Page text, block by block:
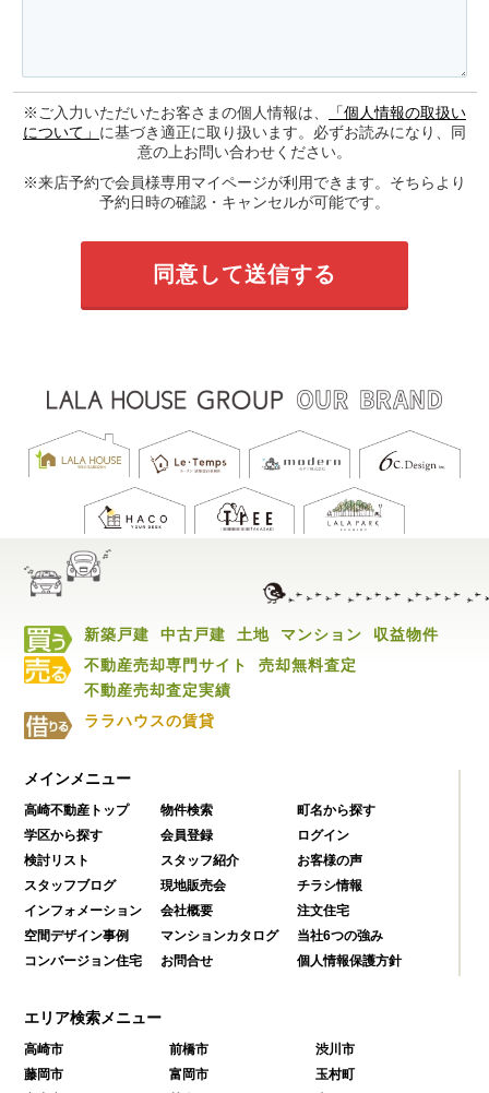
※ご入力いただいたお客さまの個人情報は、
「個人情報の取扱い
について」 に基づき適正に取り扱います。必ずお読みになり、同
意の上お問い合わせください。
※来店予約で会員様専用マイページが利用できます。そちらより
予約日時の確認・キャンセルが可能です。
新築戸建 中古戸建 土地 マンション
収益物件
不動産売却専門サイト
売却無料査定
不動産売却査定実績
ララハウスの賃貸
メインメニュー
高崎不動産トップ 物件検索
町名から探す
学区から探す
会員登録
ログイン
検討リスト
スタッフ紹介
お客様の声
スタッフブログ
現地販売会
チラシ情報
インフォメーション
会社概要
注文住宅
空間デザイン事例
マンションカタログ
当社6つの強み
コンバージョン住宅
お問合せ 個人情報保護方針
エリア検索メニュー
高崎市 前橋市
渋川市
藤岡市
富岡市
玉村町